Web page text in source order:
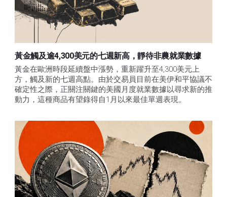
黃金觸及逾4,300美元的七週新高，靜待非農就業數據
黃金在歐洲時段延續盤中漲勢，重新躍升至4,300美元上
方，觸及新的七週高點。由於交易員目前在美伊和平協議不
確定性之際，正關注關鍵的美國月度就業數據以尋求新的推
動力，這種商品有望錄得自1月以來最佳單週表現。